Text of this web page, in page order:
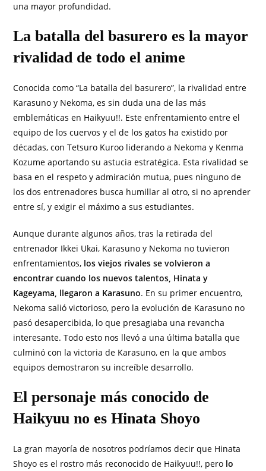
una mayor profundidad.
La batalla del basurero es la mayor
rivalidad de todo el anime
Conocida como “La batalla del basurero”, la rivalidad entre
Karasuno y Nekoma, es sin duda una de las más
emblemáticas en Haikyuu!!. Este enfrentamiento entre el
equipo de los cuervos y el de los gatos ha existido por
décadas, con Tetsuro Kuroo liderando a Nekoma y Kenma
Kozume aportando su astucia estratégica. Esta rivalidad se
basa en el respeto y admiración mutua, pues ninguno de
los dos entrenadores busca humillar al otro, si no aprender
entre sí, y exigir el máximo a sus estudiantes.
Aunque durante algunos años, tras la retirada del
entrenador Ikkei Ukai, Karasuno y Nekoma no tuvieron
enfrentamientos, los viejos rivales se volvieron a
encontrar cuando los nuevos talentos, Hinata y
Kageyama, llegaron a Karasuno. En su primer encuentro,
Nekoma salió victorioso, pero la evolución de Karasuno no
pasó desapercibida, lo que presagiaba una revancha
interesante. Todo esto nos llevó a una última batalla que
culminó con la victoria de Karasuno, en la que ambos
equipos demostraron su increíble desarrollo.
El personaje más conocido de
Haikyuu no es Hinata Shoyo
La gran mayoría de nosotros podríamos decir que Hinata
Shoyo es el rostro más reconocido de Haikyuu!!, pero lo